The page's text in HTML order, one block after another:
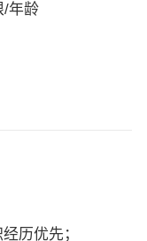
/年龄
历优先；